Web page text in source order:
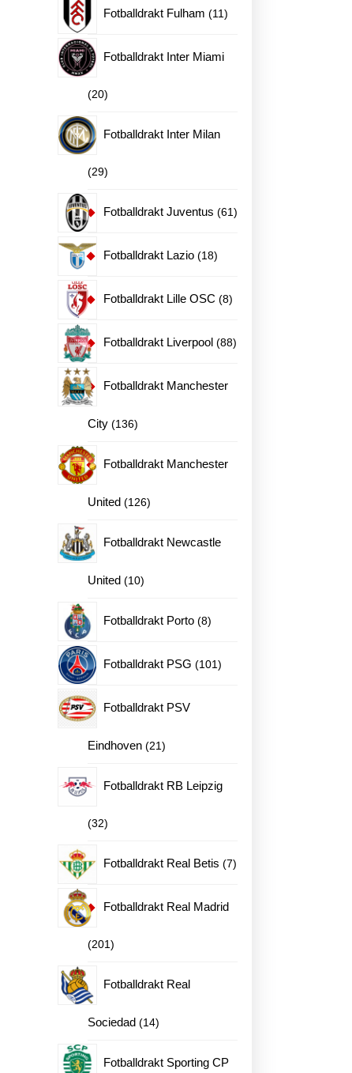
produkter
Fotballdrakt Fulham 1111
Fotballdrakt Inter Miami
2020
produkter
Fotballdrakt Inter Milan
2929
produkter
Fotballdrakt Juventus 6161
Fotballdrakt Lazio 1818
Fotballdrakt Lille OSC 88
Fotballdrakt Liverpool 8888
Fotballdrakt Manchester
City 136136
Fotballdrakt Manchester
United 126126
Fotballdrakt Newcastle
United 1010
Fotballdrakt Porto 88
Fotballdrakt PSG 101101
Fotballdrakt PSV
Eindhoven 2121
Fotballdrakt RB Leipzig
3232
produkter
Fotballdrakt Real Betis 77
Fotballdrakt Real Madrid
201201
produkter
Fotballdrakt Real
Sociedad 1414
Fotballdrakt Sporting CP